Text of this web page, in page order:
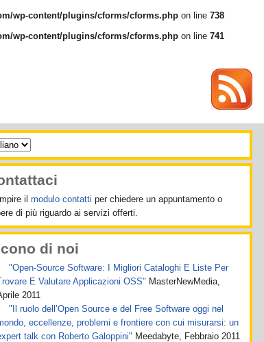
wp-content/plugins/cforms/cforms.php on line 738
wp-content/plugins/cforms/cforms.php on line 741
il modulo contatti per chiedere un appuntamento o
di più riguardo ai servizi offerti.
di noi
"Open-Source Software: I Migliori Cataloghi E Liste Per
E Valutare Applicazioni OSS" MasterNewMedia,
2011
"Il ruolo dell’Open Source e del Free Software oggi nel
eccellenze, problemi e frontiere con cui misurarsi: un
talk con Roberto Galoppini" Meedabyte, Febbraio 2011